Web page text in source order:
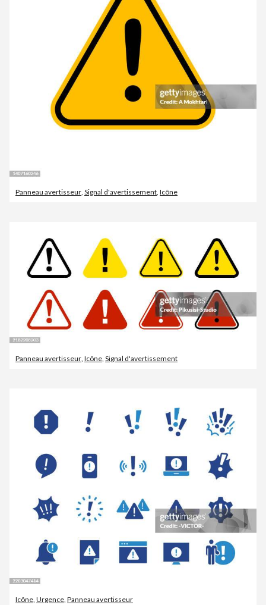
Panneau avertisseur, Signal d'avertissement, Icône
Panneau avertisseur, Icône, Signal d'avertissement
Icône, Urgence, Panneau avertisseur